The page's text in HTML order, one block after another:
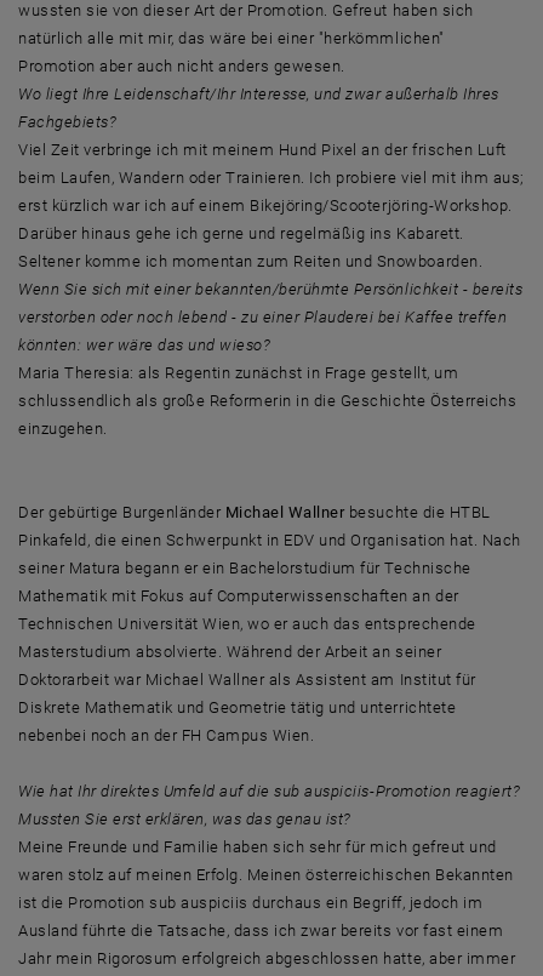
wussten sie von dieser Art der Promotion. Gefreut haben sich
natürlich alle mit mir, das wäre bei einer "herkömmlichen"
Promotion aber auch nicht anders gewesen.
Wo liegt Ihre Leidenschaft/Ihr Interesse, und zwar außerhalb Ihres
Fachgebiets?
Viel Zeit verbringe ich mit meinem Hund Pixel an der frischen Luft
beim Laufen, Wandern oder Trainieren. Ich probiere viel mit ihm aus;
erst kürzlich war ich auf einem Bikejöring/Scooterjöring-Workshop.
Darüber hinaus gehe ich gerne und regelmäßig ins Kabarett.
Seltener komme ich momentan zum Reiten und Snowboarden.
Wenn Sie sich mit einer bekannten/berühmte Persönlichkeit - bereits
verstorben oder noch lebend - zu einer Plauderei bei Kaffee treffen
könnten: wer wäre das und wieso?
Maria Theresia: als Regentin zunächst in Frage gestellt, um
schlussendlich als große Reformerin in die Geschichte Österreichs
einzugehen.
Der gebürtige Burgenländer Michael Wallner besuchte die HTBL
Pinkafeld, die einen Schwerpunkt in EDV und Organisation hat. Nach
seiner Matura begann er ein Bachelorstudium für Technische
Mathematik mit Fokus auf Computerwissenschaften an der
Technischen Universität Wien, wo er auch das entsprechende
Masterstudium absolvierte. Während der Arbeit an seiner
Doktorarbeit war Michael Wallner als Assistent am Institut für
Diskrete Mathematik und Geometrie tätig und unterrichtete
nebenbei noch an der FH Campus Wien.
Wie hat Ihr direktes Umfeld auf die sub auspiciis-Promotion reagiert?
Mussten Sie erst erklären, was das genau ist?
Meine Freunde und Familie haben sich sehr für mich gefreut und
waren stolz auf meinen Erfolg. Meinen österreichischen Bekannten
ist die Promotion sub auspiciis durchaus ein Begriff, jedoch im
Ausland führte die Tatsache, dass ich zwar bereits vor fast einem
Jahr mein Rigorosum erfolgreich abgeschlossen hatte, aber immer